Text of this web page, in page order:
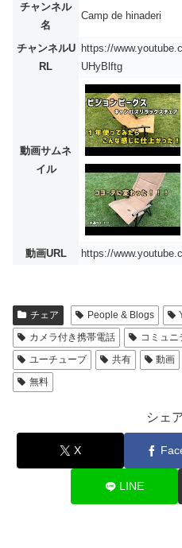
チャンネル
名
Camp de hinaderi
チャンネルU
RL
https://
UHyBlftg
動画サムネ
イル
動画URL https://
チェア People & Blogs
カメラ付き携帯電話
コミュニ
ユーチューブ
共有 動画
無料
シェ
X
LINE